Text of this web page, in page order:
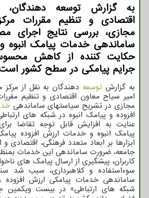
به گزارش توسعه دهندگان،
اقتصادی و تنظیم مقررات
مجازی، بررسی نتایج اجرای
ساماندهی خدمات پیامک انبوه و
حکایت کننده از کاهش
جرایم پیامکی در سطح کشور
به گزارش توسعه دهندگان به نقل از
امیر سیاح معاون اقتصادی و تنظیم
مجازی در تشریح سیاستهای ساماندهی
افزوده و پیامک انبوه در شبکه های
عنایت به افزایش قابل توجه تقاضا
پیامک انبوه و خدمات ارزش افزوده
ابزارها بر ابعاد متعدد فرهنگی، اقتصادی
جامعه، ضرورت ساماندهی این خدمات
کاربران، پیشگیری از ارسال پیامک های
سوءاستفاده و کلاهبرداری، سبب شد
ساماندهی خدمات پیامکی ارزش افزوده
شبکه های ارتباطی» در بیست ویکمین